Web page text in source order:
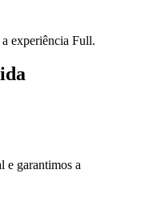
experiência Full.
e garantimos a